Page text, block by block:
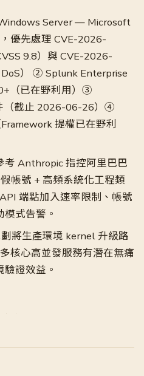
Server — Microsoft
優先處理 CVE-2026-
9.8）與 CVE-2026-
） ② Splunk Enterprise
（已在野利用）③
（截止 2026-06-26）④
提權已在野利
考 Anthropic 指控阿里巴巴
帳號 + 高頻系統化工程類
端點加入速率限制、帳號
式告警。
劃將生產環境 kernel 升級路
核心高並發服務有潛在無痛
證效益。